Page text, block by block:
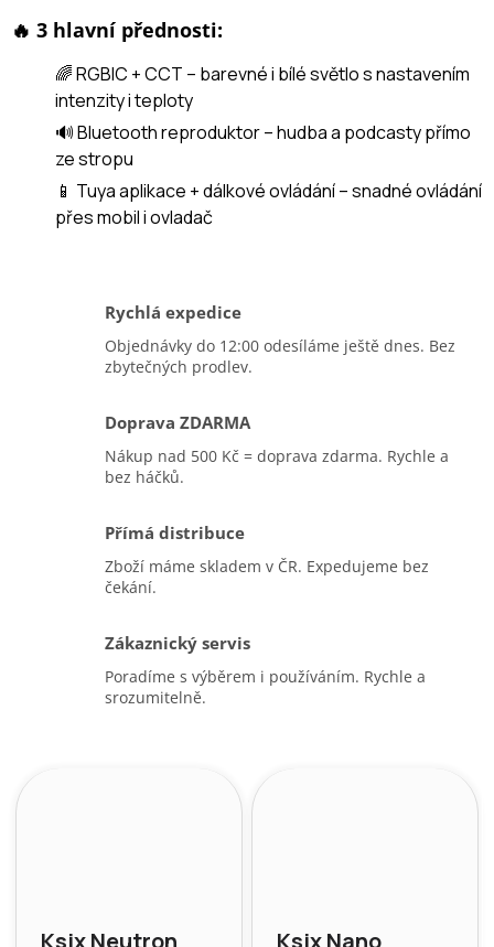
🔥 3 hlavní přednosti:
🌈 RGBIC + CCT – barevné i bílé světlo s nastavením
intenzity i teploty
🔊 Bluetooth reproduktor – hudba a podcasty přímo
ze stropu
📱 Tuya aplikace + dálkové ovládání – snadné ovládání
přes mobil i ovladač
Rychlá expedice
Objednávky do 12:00 odesíláme ještě dnes. Bez
zbytečných prodlev.
Doprava ZDARMA
Nákup nad 500 Kč = doprava zdarma. Rychle a
bez háčků.
Přímá distribuce
Zboží máme skladem v ČR. Expedujeme bez
čekání.
Zákaznický servis
Poradíme s výběrem i používáním. Rychle a
srozumitelně.